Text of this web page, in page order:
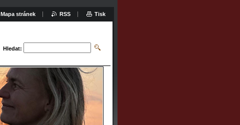
Hledat:
Mapa stránek RSS Tisk